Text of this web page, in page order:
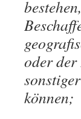
oder
können;